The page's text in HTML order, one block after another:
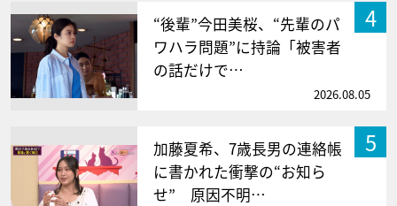
4
“後輩”今田美桜、“先輩のパ
ワハラ問題”に持論「被害者
の話だけで…
2026.08.05
5
加藤夏希、7歳長男の連絡帳
に書かれた衝撃の“お知ら
せ” 原因不明…